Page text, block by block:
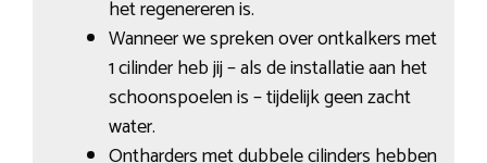
het regenereren is.
Wanneer we spreken over ontkalkers met
1 cilinder heb jij – als de installatie aan het
schoonspoelen is – tijdelijk geen zacht
water.
Ontharders met dubbele cilinders hebben